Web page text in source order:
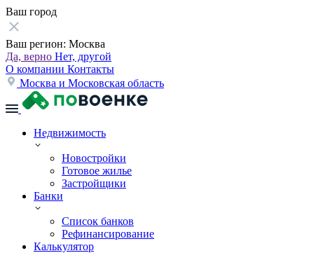
Ваш город
Ваш регион: Москва
Да, верно Нет, другой
О компании Контакты
Москва и Московская область
Недвижимость
Новостройки
Готовое жилье
Застройщики
Банки
Список банков
Рефинансирование
Калькулятор